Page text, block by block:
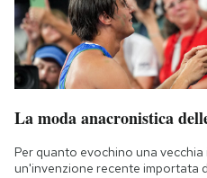
La moda anacronistica
Per quanto evochino una
un'invenzione recente importata